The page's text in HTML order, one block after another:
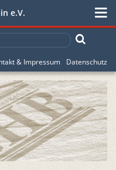
e.V.
& Impressum Datenschutz